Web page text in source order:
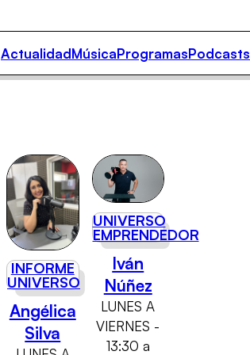
ActualidadMúsicaProgramasPodcasts
INFORME
UNIVERSO
Angélica
Silva
UNIVERSO
EMPRENDEDOR
Iván
Núñez
LUNES A
VIERNES -
13:30 a